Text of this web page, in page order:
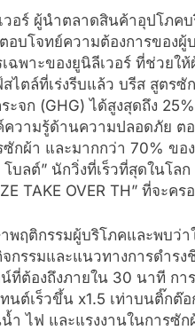
วอร์ ผู้นำตลาดสินค้าอุปโภ
อบโจทย์ความต้องการของ
ฉพาะของยูนิลีเวอร์ ที่ช่วยใ
ไตล์ที่เร่งรีบแล้ว บรีส สูต
ะจก (GHG) ได้สูงสุดถึง
ความรู้ด้านความปลอดภัย ต
ซักผ้า และมากกว่า 70% ข
โบลต์” นักวิ่งที่เร็วที่สุดในโ
TAKE OVER TH” ที่จะค
พฤติกรรมผู้บริโภคและพบว่
กรรมและแนวทางการดำร
ที่ต้องถึงภายใน 30 นาที ก
นต์เร็วขึ้น x1.5 เท่าบนติ๊ก
ำ ไฟ และแรงงานในการซัก